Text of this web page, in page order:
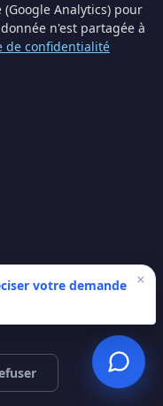
Analytics) pour
n'est partagée à
de confidentialité
wallon connaît
techniques
dans votre
Wallonie.
basés en Wallonie
à des entreprises
×
votre demande